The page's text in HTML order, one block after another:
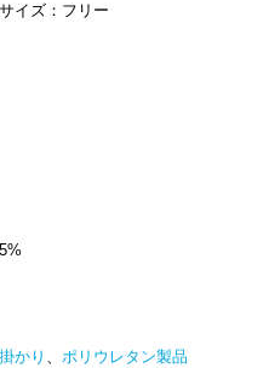
イズ：フリー
かり 、 ポリウレタン製品